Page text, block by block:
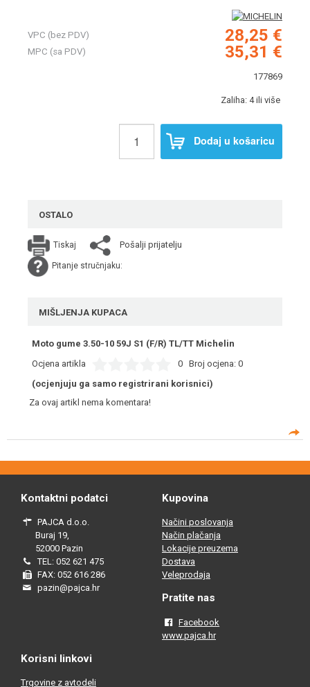
VPC (bez PDV) 28,25 €
MPC (sa PDV) 35,31 €
177869
Zaliha: 4 ili više
Dodaj u košaricu
OSTALO
Tiskaj Pošalji prijatelju
Pitanje stručnjaku:
MIŠLJENJA KUPACA
Moto gume 3.50-10 59J S1 (F/R) TL/TT Michelin
Ocjena artikla
0 Broj ocjena: 0
(ocjenjuju ga samo registrirani korisnici)
Za ovaj artikl nema komentara!
Kontaktni podatci
PAJCA d.o.o.
Buraj 19,
52000 Pazin
TEL: 052 621 475
FAX: 052 616 286
pazin@pajca.hr
Kupovina
Načini poslovanja
Način plačanja
Lokacije preuzema
Dostava
Veleprodaja
Pratite nas
Facebook
www.pajca.hr
Korisni linkovi
Trgovine z avtodeli